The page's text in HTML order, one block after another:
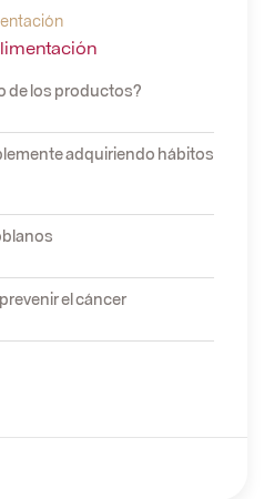
de los productos?
adquiriendo hábitos
el cáncer